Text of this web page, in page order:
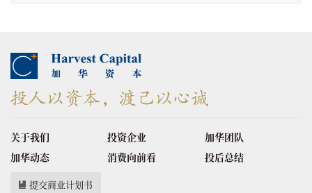
关于我们 投资企业
加华团队
加华动态
消费向前看 投后总结
提交商业计划书